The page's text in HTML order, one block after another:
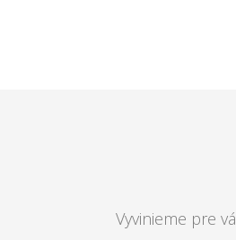
Vyvinieme pre